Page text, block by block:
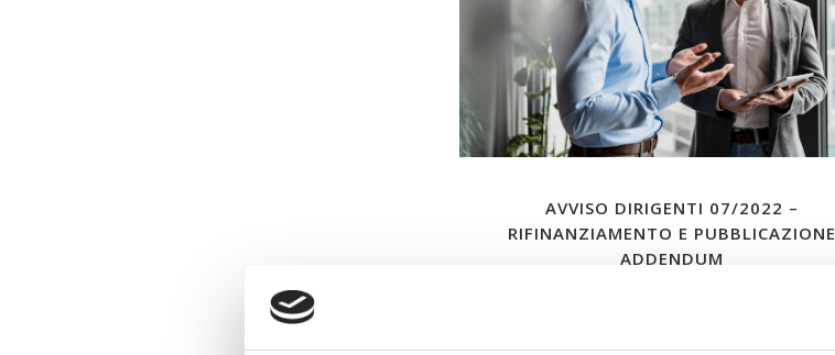
AVVISO DIRIGENTI 07/2022 –
RIFINANZIAMENTO E PUBBLICAZIONE
ADDENDUM